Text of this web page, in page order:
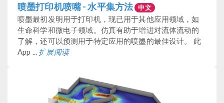
喷墨打印机喷嘴 - 水平集方法 中文
喷墨最初发明用于打印机，现已用于其他应用领域，如
生命科学和微电子领域。仿真有助于增进对流体流动的
了解，还可以预测用于特定应用的喷墨的最佳设计。 此
App ... 扩展阅读